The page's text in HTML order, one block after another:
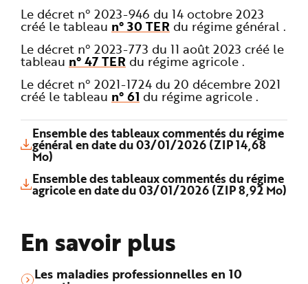
Le décret n° 2023-946 du 14 octobre 2023
créé le tableau n° 30 TER du régime général .
Le décret n° 2023-773 du 11 août 2023 créé le
tableau n° 47 TER du régime agricole .
Le décret n° 2021-1724 du 20 décembre 2021
créé le tableau n° 61 du régime agricole .
Ensemble des tableaux commentés du régime
général en date du 03/01/2026 (ZIP 14,68
Mo)
Ensemble des tableaux commentés du régime
agricole en date du 03/01/2026 (ZIP 8,92 Mo)
En savoir plus
Les maladies professionnelles en 10